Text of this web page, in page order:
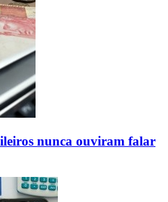
nunca ouviram falar